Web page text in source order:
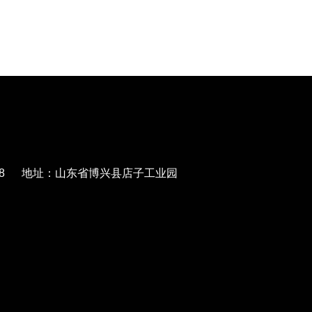
址：山东省博兴县店子工业园